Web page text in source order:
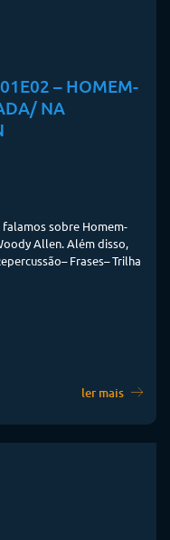
– HOMEM-
NA
sobre Homem-
Allen. Além disso,
Frases– Trilha
ler mais